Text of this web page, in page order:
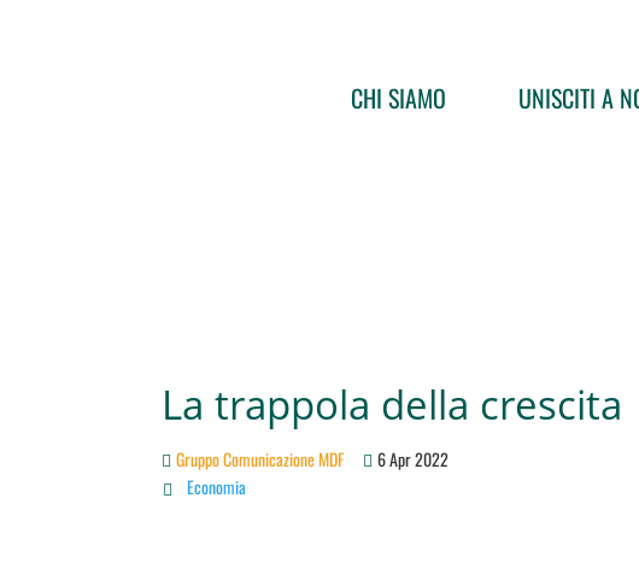
CHI SIAMO UNISCITI A
La trappola della crescita
Gruppo Comunicazione MDF 6 Apr 2022
 Economia